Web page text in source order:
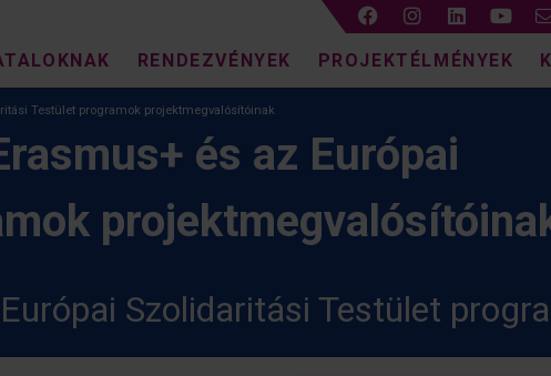
RENDEZVÉNYEK PROJEKTÉLMÉNYEK
Testület programok projektmegvalósítóinak
és az Európai
Szolidaritási Testület